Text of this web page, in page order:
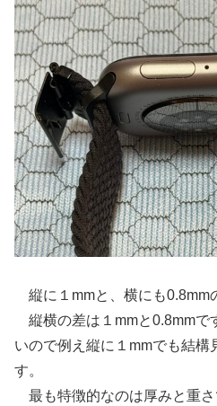
縦に１mmと、横にも0.8mm
縦横の差は１mmと0.8mmで
いので例え縦に１mmでも結構
す。
最も特徴的なのは厚みと重さ